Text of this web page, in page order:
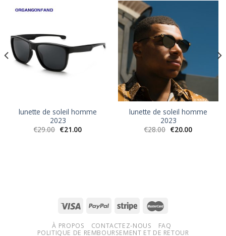
lunette de soleil homme
2023
€29.00 €21.00
lunette de soleil homme
2023
€28.00 €20.00
À PROPOS CONTACTEZ-NOUS
FAQ
POLITIQUE DE REMBOURSEMENT ET DE RETOUR